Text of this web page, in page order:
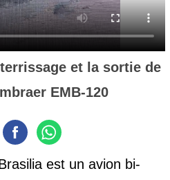
et la sortie de
EMB-120
est un avion bi-